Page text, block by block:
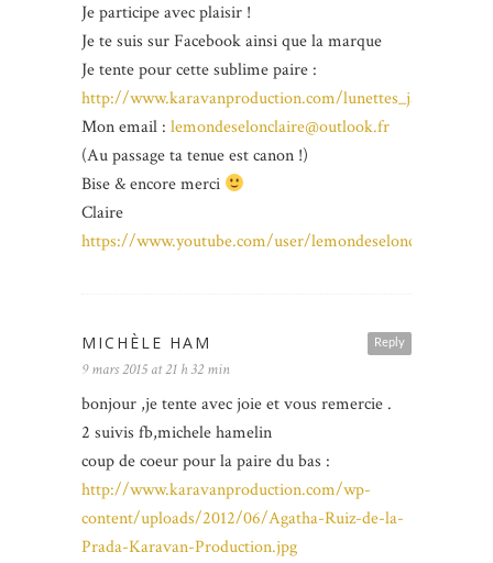
Je participe avec plaisir !
Je te suis sur Facebook ainsi que la marque
Je tente pour cette sublime paire :
http://www.karavanproduction.com/
Mon email : lemondeselonclaire@outlook.fr
(Au passage ta tenue est canon !)
Bise & encore merci
Claire
https://www.youtube.com/user/lemondeselonclaire/feed
Reply
MICHÈLE HAM
9 mars 2015 at 21 h 32 min
bonjour ,je tente avec joie et vous remercie .
2 suivis fb,michele hamelin
coup de coeur pour la paire du bas :
http://www.karavanproduction.com/wp-
content/uploads/2012/06/Agatha-Ruiz-de-la-
Prada-Karavan-Production.jpg